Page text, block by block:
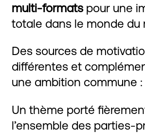
multi-formatspour une
totale dans le monde du
Des sources de
différentes et
une ambition commune :
Un thème porté
l’ensemble des parties-